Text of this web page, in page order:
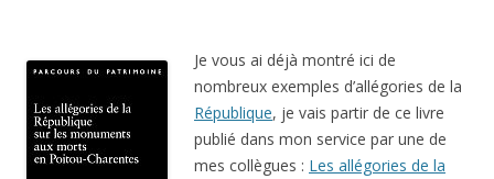
Je vous ai déjà montré ici de
nombreux exemples d’allégories de la
République, je vais partir de ce livre
publié dans mon service par une de
mes collègues : Les allégories de la